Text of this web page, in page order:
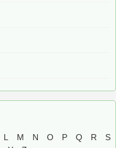
L M N O P Q R
S